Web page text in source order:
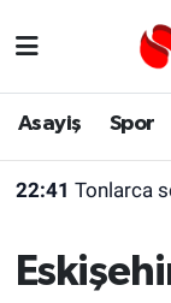
Asayiş Spor
22:41 Tonlarca
Asayiş
Gündem
Yaşam
Eskişehir
Süper Lig